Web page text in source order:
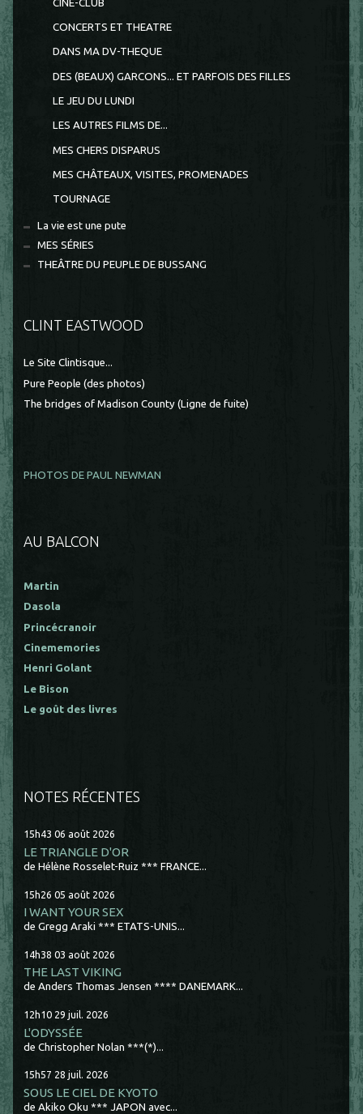
CINE-CLUB
CONCERTS ET THEATRE
DANS MA DV-THEQUE
DES (BEAUX) GARCONS... ET PARFOIS DES FILLES
LE JEU DU LUNDI
LES AUTRES FILMS DE...
MES CHERS DISPARUS
MES CHÂTEAUX, VISITES, PROMENADES
TOURNAGE
La vie est une pute
MES SÉRIES
THEÂTRE DU PEUPLE DE BUSSANG
CLINT EASTWOOD
Le Site Clintisque...
Pure People (des photos)
The bridges of Madison County (Ligne de fuite)
PHOTOS DE PAUL NEWMAN
AU BALCON
Martin
Dasola
Princécranoir
Cinememories
Henri Golant
Le Bison
Le goût des livres
NOTES RÉCENTES
15h43 06 août 2026
LE TRIANGLE D'OR
de Hélène Rosselet-Ruiz *** FRANCE...
15h26 05 août 2026
I WANT YOUR SEX
de Gregg Araki *** ETATS-UNIS...
14h38 03 août 2026
THE LAST VIKING
de Anders Thomas Jensen **** DANEMARK...
12h10 29 juil. 2026
L'ODYSSÉE
de Christopher Nolan ***(*)...
15h57 28 juil. 2026
SOUS LE CIEL DE KYOTO
de Akiko Oku *** JAPON avec...